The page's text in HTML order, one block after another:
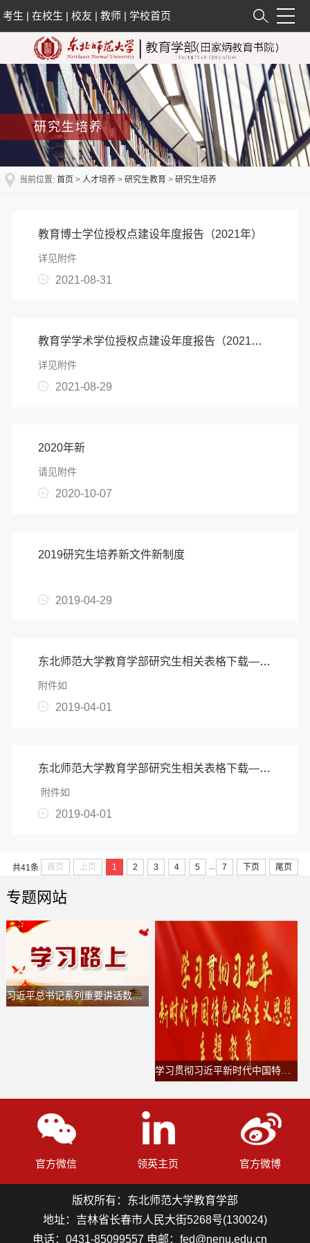
考生 |在校生 |校友 |教师 | 学校首页
研究生培养
当前位置: 首页 > 人才培养 > 研究生教育 > 研究生培养
教育博士学位授权点建设年度报告（2021年）
详见附件
2021-08-31
教育学学术学位授权点建设年度报告（2021年）
详见附件
2021-08-29
2020年新
请见附件
2020-10-07
2019研究生培养新文件新制度
2019-04-29
东北师范大学教育学部研究生相关表格下载——学术博士
‍附件如
2019-04-01
东北师范大学教育学部研究生相关表格下载——教育博士
附件如
2019-04-01
共41条 首页 上页 1 2 3 4 5 ... 7 下页 尾页
专题网站
习近平总书记系列重要讲话数据库
学习贯彻习近平新时代中国特色社会主义思想主题教育
官方微信 领英主页 官方微博
版权所有：东北师范大学教育学部
地址：吉林省长春市人民大街5268号(130024)
电话：0431-85099557 电邮：fed@nenu.edu.cn